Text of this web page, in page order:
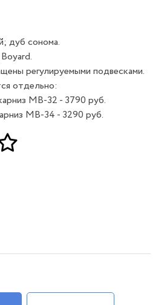
дуб сонома.
регулируемыми подвесками.
отдельно:
МВ-32 - 3790 руб.
МВ-34 - 3290 руб.